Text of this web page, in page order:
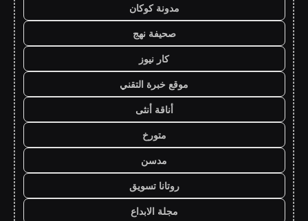
مدونة كوكان
صحيفة نهج
كار نيوز
موقع خبرة التقني
أناقة أنثى
متورخ
مدسن
روتانا تسويق
مجلة الابداع